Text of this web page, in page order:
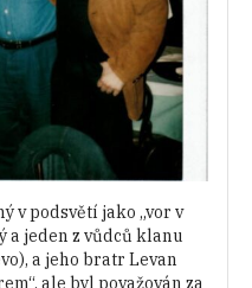
v podsvětí jako „vor v
a jeden z vůdců klanu
a jeho bratr Levan
ale byl považován za